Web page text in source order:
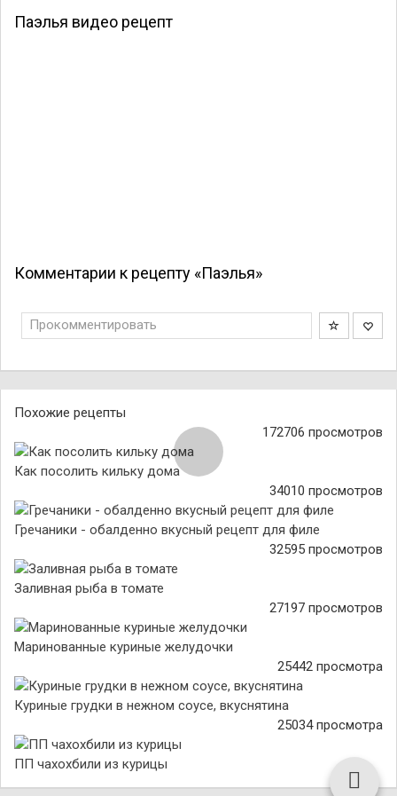
Паэлья видео рецепт
Комментарии к рецепту «Паэлья»
Прокомментировать
Похожие рецепты
172706 просмотров
Как посолить кильку дома
34010 просмотров
Гречаники - обалденно вкусный рецепт для филе
32595 просмотров
Заливная рыба в томате
27197 просмотров
Маринованные куриные желудочки
25442 просмотра
Куриные грудки в нежном соусе, вкуснятина
25034 просмотра
ПП чахохбили из курицы